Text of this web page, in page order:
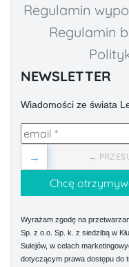
Regulamin
Regulamin
NEWSLETTER
Wiadomości ze świata
→
→
Wyrażam zgodę na
Sp. z o.o. Sp. k. z siedzibą w
Sulejów, w celach
dotyczącym prawa dostępu do